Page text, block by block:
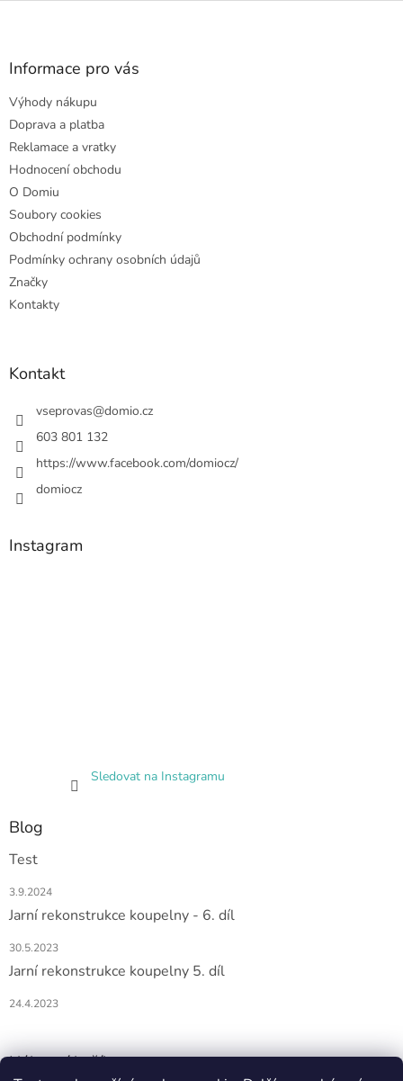
Z
Informace pro vás
Výhody nákupu
Doprava a platba
Reklamace a vratky
Hodnocení obchodu
O Domiu
Soubory cookies
Obchodní podmínky
Podmínky ochrany osobních údajů
Značky
Kontakty
Kontakt
vseprovas@domio.cz
603 801 132
https://www.facebook.com/domiocz/
domiocz
Instagram
Sledovat na Instagramu
Blog
Test
3.9.2024
Jarní rekonstrukce koupelny - 6. díl
30.5.2023
Jarní rekonstrukce koupelny 5. díl
24.4.2023
Nákupní košík